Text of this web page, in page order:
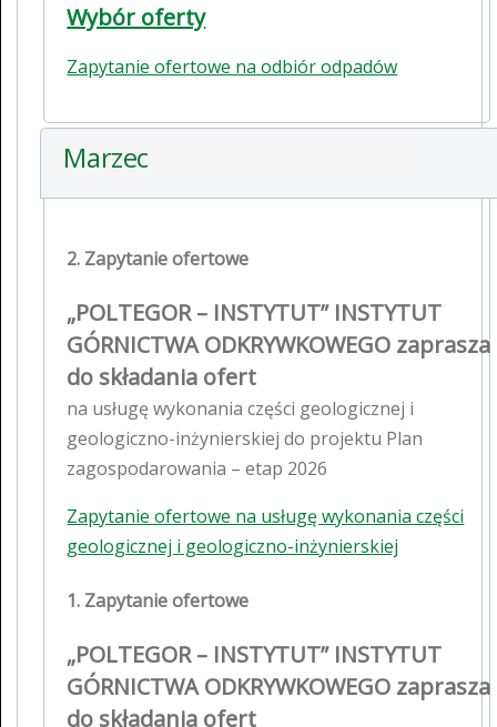
Wybór oferty
Zapytanie ofertowe na odbiór odpadów
Marzec
2. Zapytanie ofertowe
„POLTEGOR – INSTYTUT” INSTYTUT
GÓRNICTWA ODKRYWKOWEGO zaprasza
do składania ofert
na usługę wykonania części geologicznej i
geologiczno-inżynierskiej do projektu Plan
zagospodarowania – etap 2026
Zapytanie ofertowe na usługę wykonania części
geologicznej i geologiczno-inżynierskiej
1. Zapytanie ofertowe
„POLTEGOR – INSTYTUT” INSTYTUT
GÓRNICTWA ODKRYWKOWEGO zaprasza
do składania ofert